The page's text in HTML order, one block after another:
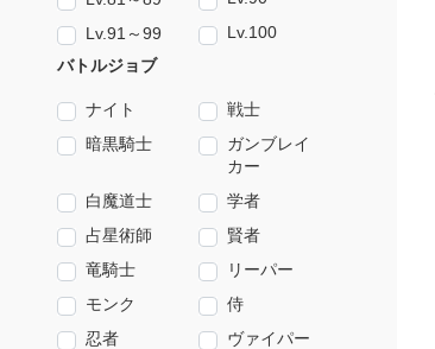
Lv.91～99
Lv.100
バトルジョブ
ナイト
戦士
暗黒騎士
ガンブレイ
カー
白魔道士
学者
占星術師
賢者
竜騎士
リーパー
モンク
侍
忍者
ヴァイパー